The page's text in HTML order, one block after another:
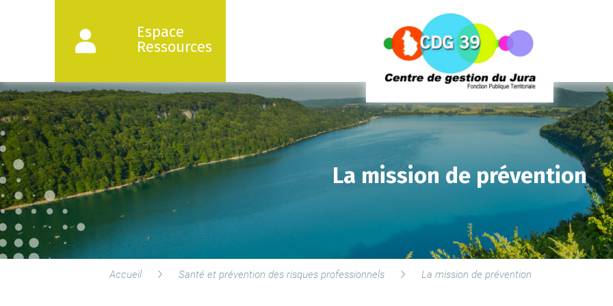
Espace
Ressources
La mission de prévention
Accueil Santé et prévention des risques professionnels La mission de prévention